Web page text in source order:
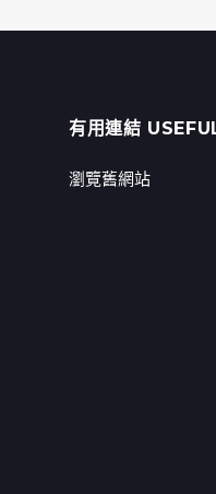
有用連結
瀏覽舊網站